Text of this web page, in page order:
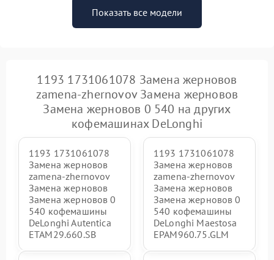
Показать все модели
1193 1731061078 Замена жерновов
zamena-zhernovov Замена жерновов
Замена жерновов 0 540 на других
кофемашинах DeLonghi
1193 1731061078
Замена жерновов
zamena-zhernovov
Замена жерновов
Замена жерновов 0
540 кофемашины
DeLonghi Autentica
ETAM29.660.SB
1193 1731061078
Замена жерновов
zamena-zhernovov
Замена жерновов
Замена жерновов 0
540 кофемашины
DeLonghi Maestosa
EPAM960.75.GLM